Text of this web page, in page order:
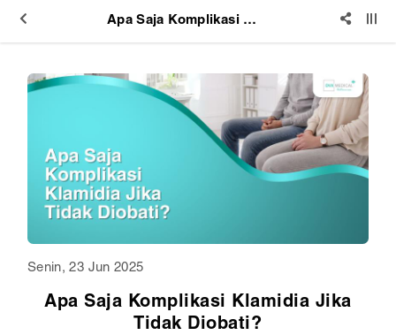
Apa Saja Komplikasi Klamidia Jika Tidak Diobati?
Senin, 23 Jun 2025
Apa Saja Komplikasi Klamidia Jika
Tidak Diobati?